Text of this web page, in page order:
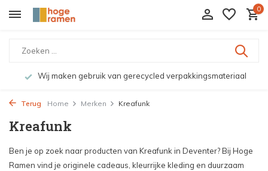
0
Wij maken gebruik van gerecycled verpakkingsmateriaal
Terug Home Merken Kreafunk
Kreafunk
Ben je op zoek naar producten van Kreafunk in Deventer? Bij Hoge
Ramen vind je originele cadeaus, kleurrijke kleding en duurzaam